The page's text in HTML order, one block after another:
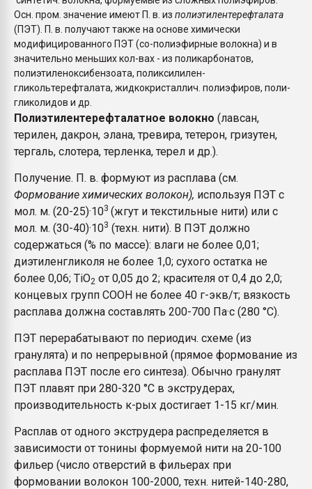
Всё, что касается
бутылок
ПЕРЕЙТИ НА
Осн. пром. значение имеют П. в. из полиэтилентерефталата
(ПЭТ). П. в. получают также на основе химически
модифицированного ПЭТ (со-полиэфирные волокна) и в
значительно меньших кол-вах - из поликарбонатов,
полиэтиленоксибензоата, поликсилилен-
гликольтерефталата, жидкокристаллич. полиэфиров, поли-
гликолидов и др.
Полиэтилентерефталатное волокно (лавсан,
терилен, дакрон, элана, тревира, тетерон, гризутен,
тергаль, слотера, терленка, терел и др.).
Получение. П. в. формуют из расплава (см.
Формование химических волокон), используя ПЭТ с
мол. м. (20-25)·103 (жгут и текстильные нити) или с
мол. м. (30-40)·103 (техн. нити). В ПЭТ должно
содержаться (% по массе): влаги не более 0,01;
диэтиленгликоля не более 1,0; сухого остатка не
более 0,06; ТiO2 от 0,05 до 2; красителя от 0,4 до 2,0;
концевых групп СООН не более 40 г-экв/т; вязкость
расплава должна составлять 200-700 Па·с (280 °С).
ПЭТ перерабатывают по периодич. схеме (из
гранулята) и по непрерывной (прямое формование из
расплава ПЭТ после его синтеза). Обычно гранулят
ПЭТ плавят при 280-320 °С в экструдерах,
производительность к-рых достигает 1-15 кг/мин.
Расплав от одного экструдера распределяется в
зависимости от тонины формуемой нити на 20-100
фильер (число отверстий в фильерах при
формовании волокон 100-2000, техн. нитей-140-280,